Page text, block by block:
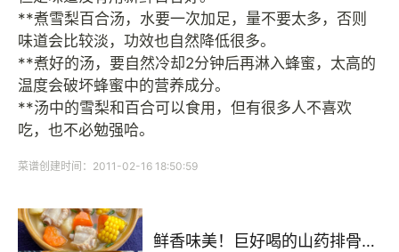
**煮雪梨百合汤，水要一次加足，量不要太多，否则
味道会比较淡，功效也自然降低很多。
**煮好的汤，要自然冷却2分钟后再淋入蜂蜜，太高的
温度会破坏蜂蜜中的营养成分。
**汤中的雪梨和百合可以食用，但有很多人不喜欢
吃，也不必勉强哈。
菜谱创建时间：2011-02-16 18:50:59
鲜香味美！巨好喝的山药排骨汤！！